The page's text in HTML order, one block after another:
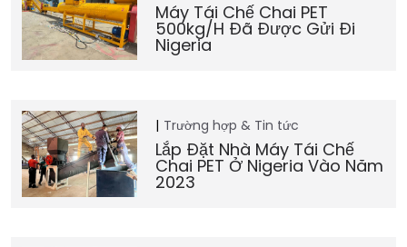
Máy Tái Chế Chai PET
500kg/h Đã Được Gửi Đi
Nigeria
Trường hợp & Tin tức
Lắp Đặt Nhà Máy Tái Chế
Chai PET Ở Nigeria Vào Năm
2023